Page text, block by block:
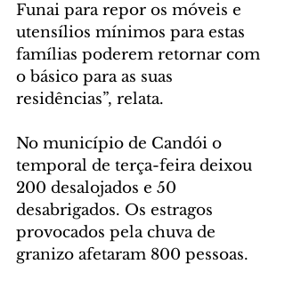
Funai para repor os móveis e
utensílios mínimos para estas
famílias poderem retornar com
o básico para as suas
residências”, relata.
No município de Candói o
temporal de terça-feira deixou
200 desalojados e 50
desabrigados. Os estragos
provocados pela chuva de
granizo afetaram 800 pessoas.